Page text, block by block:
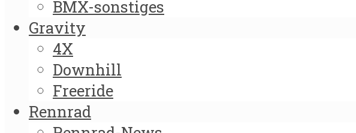
BMX-sonstiges
Gravity
4X
Downhill
Freeride
Rennrad